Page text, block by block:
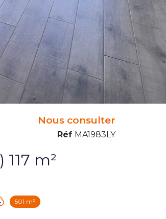
Maison 5 pièce(s) 4 chambre(s) 117 m²
501 m²
Nous consulter
Réf MA1983LY